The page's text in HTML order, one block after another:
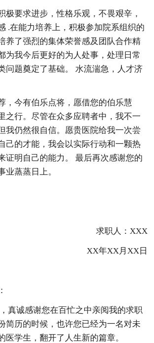
极要求进步，性格乐观，不畏艰辛，
.在能力培养上，积极参加院系组织的
养了强烈的集体荣誉感及团队合作精
为我今后更好的为人处事，处理日常
问题奠定了基础。 水流湍急，人才济
，今有伯乐点将，愿借您的伯乐慧
之行。尽管在众多应聘者中，我不一
我仍然很自信。愿贵医院给我一次尝
己的才能，我会以实际行动和一颗热
证明自己的能力。 最后再次感谢您的
业蒸蒸日上。
求职人：XXX
XX年XX月XX日
真诚感谢您在百忙之中亲阅我的求职
简历的时候，也许您已经为一名对未
医学生，翻开了人生新的篇章。